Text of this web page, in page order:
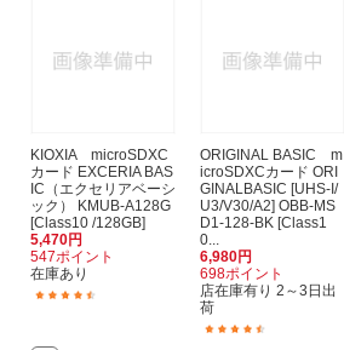
KIOXIA microSDXC
カード EXCERIA BAS
IC（エクセリアベーシ
ック） KMUB-A128G
[Class10 /128GB]
5,470円
547ポイント
在庫あり
ORIGINAL BASIC m
icroSDXCカード ORI
GINALBASIC [UHS-I/
U3/V30/A2] OBB-MS
D1-128-BK [Class1
0...
6,980円
698ポイント
店在庫有り 2～3日出
荷